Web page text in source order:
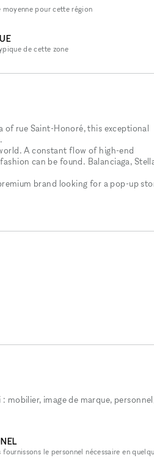
moyenne pour cette région
de cette zone
of ​​rue Saint-Honoré, this exceptional
A constant flow of high-end
can be found. Balanciaga,
brand looking for a pop-up
mobilier, image de marque,
fournissons le personnel nécessaire en